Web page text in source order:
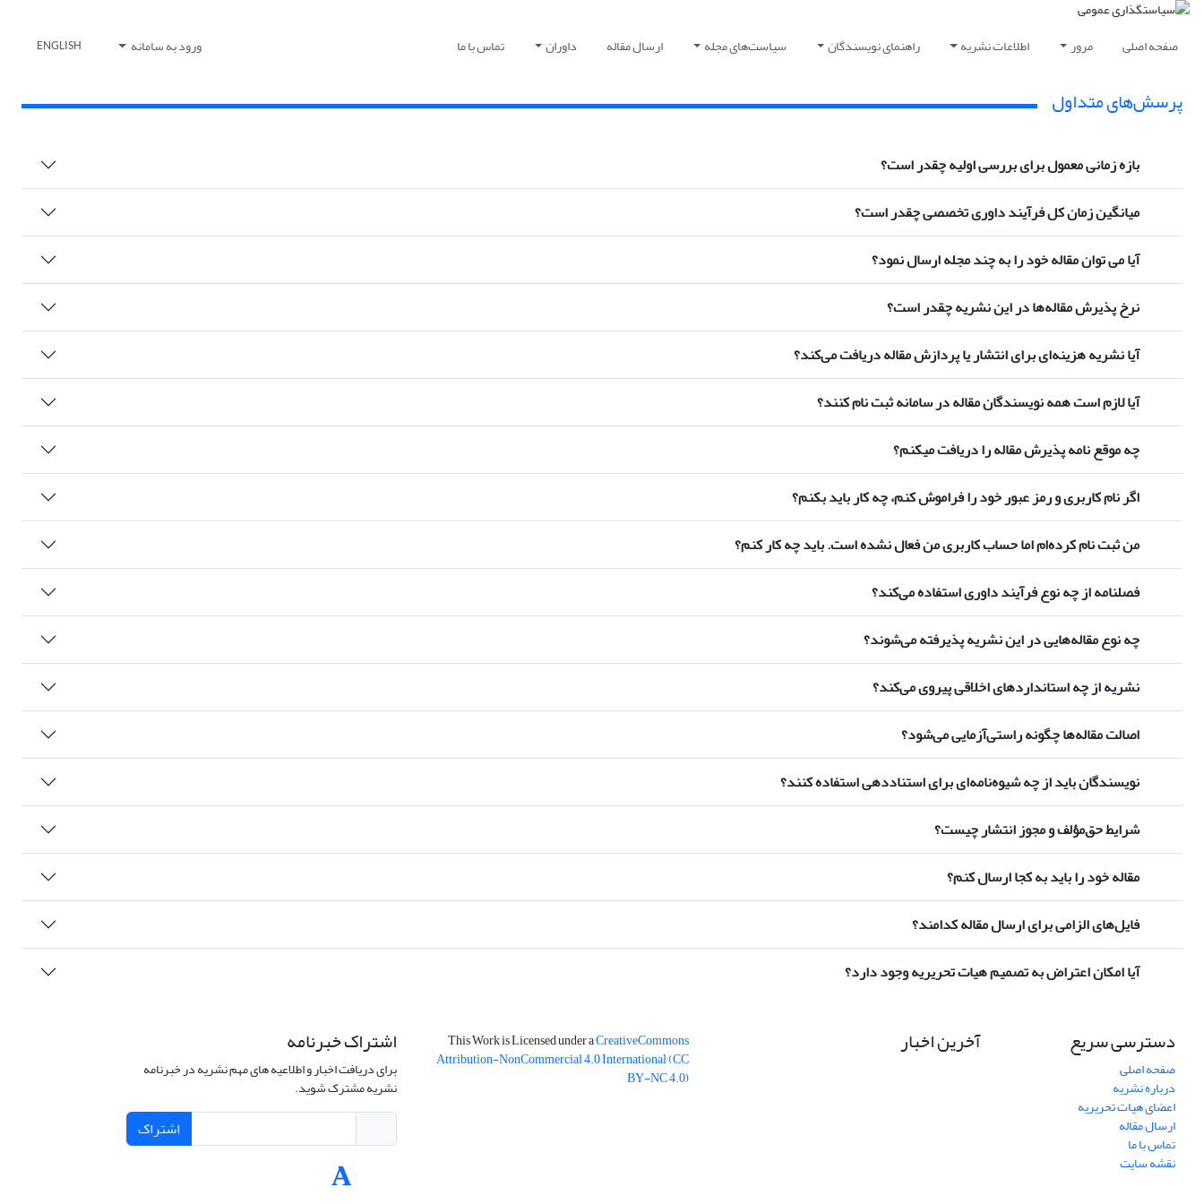
صفحه اصلی مرور اطلاعات نشریه راهنمای نویسندگان سیاست‌های مجله ارسال مقاله داوران تماس با ما ورود به سامانه ENGLISH
پرسش‌های متداول
بازه زمانی معمول برای بررسی اولیه چقدر است؟
میانگین زمان کل فرآیند داوری تخصصی چقدر است؟
آیا می توان مقاله خود را به چند مجله ارسال نمود؟
نرخ پذیرش مقاله‌ها در این نشریه چقدر است؟
آیا نشریه هزینه‌ای برای انتشار یا پردازش مقاله دریافت می‌کند؟
آیا لازم است همه نویسندگان مقاله در سامانه ثبت نام کنند؟
چه موقع نامه پذیرش مقاله را دریافت میکنم؟
اگر نام کاربری و رمز عبور خود را فراموش کنم، چه کار باید بکنم؟
من ثبت نام کرده‌ام اما حساب کاربری من فعال نشده است. باید چه کار کنم؟
فصلنامه از چه نوع فرآیند داوری استفاده می‌کند؟
چه نوع مقاله‌هایی در این نشریه پذیرفته می‌شوند؟
نشریه از چه استانداردهای اخلاقی پیروی می‌کند؟
اصالت مقاله‌ها چگونه راستی‌آزمایی می‌شود؟
نویسندگان باید از چه شیوه‌نامه‌ای برای استناددهی استفاده کنند؟
شرایط حق‌مؤلف و مجوز انتشار چیست؟
مقاله خود را باید به کجا ارسال کنم؟
فایل‌های الزامی برای ارسال مقاله کدامند؟
آیا امکان اعتراض به تصمیم هیات تحریریه وجود دارد؟
دسترسی سریع
صفحه اصلی
درباره نشریه
اعضای هیات تحریریه
ارسال مقاله
تماس با ما
نقشه سایت
آخرین اخبار This Work is Licensed under aCreativeCommons
Attribution-NonCommercial 4.0 International(CC
BY-NC 4.0)
اشتراک خبرنامه
برای دریافت اخبار و اطلاعیه های مهم نشریه در خبرنامه
نشریه مشترک شوید.
اشتراک